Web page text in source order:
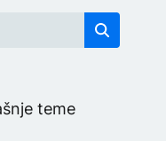
teme